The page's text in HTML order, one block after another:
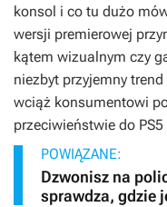
konsol i co tu dużo
wersji premierowej
kątem wizualnym czy
niezbyt przyjemny
wciąż konsumentowi
przeciwieństwie do PS5
POWIĄZANE:
Dzwonisz na
sprawdza, gdzie